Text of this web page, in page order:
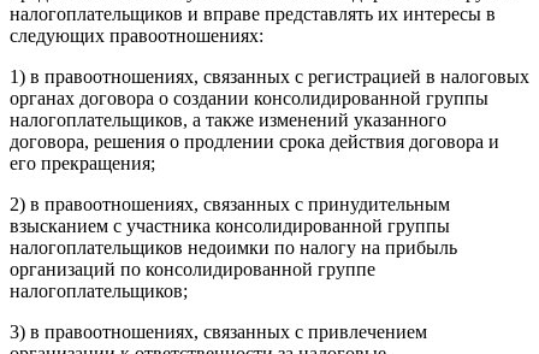
налогоплательщиков и вправе представлять их интересы в
следующих правоотношениях:
1) в правоотношениях, связанных с регистрацией в налоговых
органах договора о создании консолидированной группы
налогоплательщиков, а также изменений указанного
договора, решения о продлении срока действия договора и
его прекращения;
2) в правоотношениях, связанных с принудительным
взысканием с участника консолидированной группы
налогоплательщиков недоимки по налогу на прибыль
организаций по консолидированной группе
налогоплательщиков;
3) в правоотношениях, связанных с привлечением